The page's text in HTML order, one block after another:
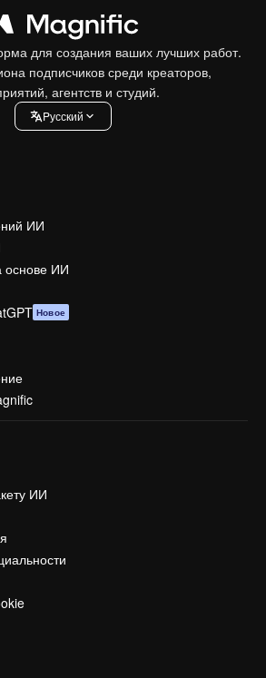
для создания ваших лучших работ.
подписчиков среди креаторов,
агентств и студий.
Pусский
ИИ
основе ИИ
Новое
ИИ